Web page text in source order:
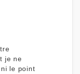
je ne
le point